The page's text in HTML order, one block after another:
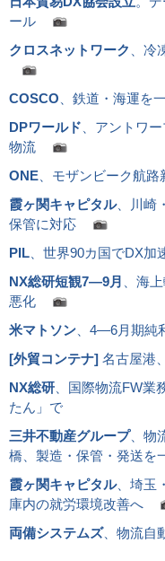
ール
クロスネットワーク
、
COSCO 、鉄道・海運
DPワールド 、アントワ
物流
ONE 、モザンビーク航
霞ヶ関キャピタル、川崎
保管に対応
PIL 、世界90カ国でDX
NX総研短観7―9月
、海
悪化
米マトソン 、4―6月期
[外貿コンテナ] 名古屋港
NX総研 、国際物流FW
たん」で
三井不動産グループ、物
橋、製造・保管・発送
霞ヶ関キャピタル、埼玉
庫内の就労環境改善へ
両備システムズ、物流自